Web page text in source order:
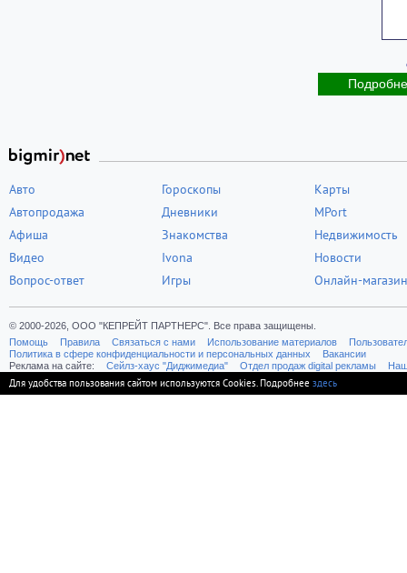
Авто
Автопродажа
Афиша
Видео
Вопрос-ответ
Гороскопы
Дневники
Знакомства
Ivona
Игры
Карты
MPort
Недвижимость
Новости
Онлайн-магазин
© 2000-2026, ООО "КЕПРЕЙТ ПАРТНЕРС". Все права защищены.
Помощь
Правила Связаться с нами Использование материалов
Политика в сфере конфиденциальности и персональных данных
Вакансии
Реклама на сайте:
Cейлз-хаус "Диджимедиа" Отдел продаж digital рекламы
Для удобства пользования сайтом используются Cookies. Подробнее здесь